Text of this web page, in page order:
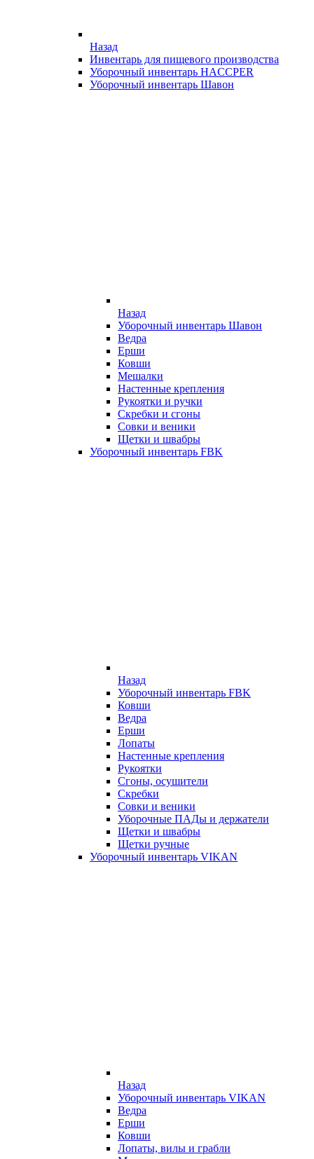
Назад
Инвентарь для пищевого производства
Уборочный инвентарь HACCPER
Уборочный инвентарь Шавон
Назад
Уборочный инвентарь Шавон
Ведра
Ерши
Ковши
Мешалки
Настенные крепления
Рукоятки и ручки
Скребки и сгоны
Совки и веники
Щетки и швабры
Уборочный инвентарь FBK
Назад
Уборочный инвентарь FBK
Ковши
Ведра
Ерши
Лопаты
Настенные крепления
Рукоятки
Сгоны, осушители
Скребки
Совки и веники
Уборочные ПАДы и держатели
Щетки и швабры
Щетки ручные
Уборочный инвентарь VIKAN
Назад
Уборочный инвентарь VIKAN
Ведра
Ерши
Ковши
Лопаты, вилы и грабли